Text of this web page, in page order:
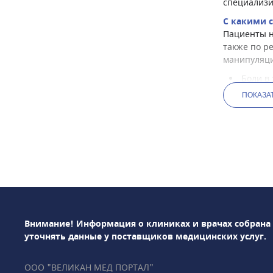
С какими
Пациенты
также по
Боли в
Какие
Внимание! Информация о клиниках и врачах
уточнять данные у поставщиков медицинских услуг.
ООО "ВЕЛИКАН МЕД ПОРТАЛ"